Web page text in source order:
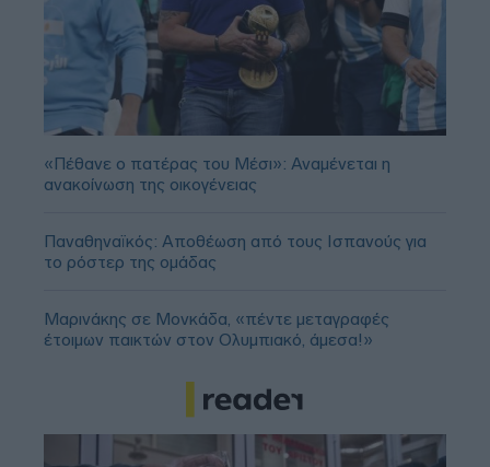
«Πέθανε ο πατέρας του Μέσι»: Αναμένεται η
ανακοίνωση της οικογένειας
Παναθηναϊκός: Αποθέωση από τους Ισπανούς για
το ρόστερ της ομάδας
Μαρινάκης σε Μονκάδα, «πέντε μεταγραφές
έτοιμων παικτών στον Ολυμπιακό, άμεσα!»